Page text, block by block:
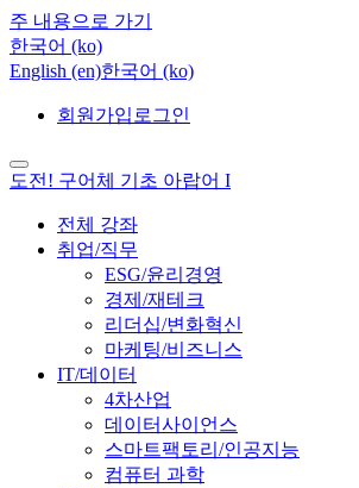
주 내용으로 가기
한국어 ‎(ko)‎
English ‎(en)‎한국어 ‎(ko)‎
회원가입 로그인
도전! 구어체 기초 아랍어 I
전체 강좌
취업/직무
ESG/윤리경영
경제/재테크
리더십/변화혁신
마케팅/비즈니스
IT/데이터
4차산업
데이터사이언스
스마트팩토리/인공지능
컴퓨터 과학